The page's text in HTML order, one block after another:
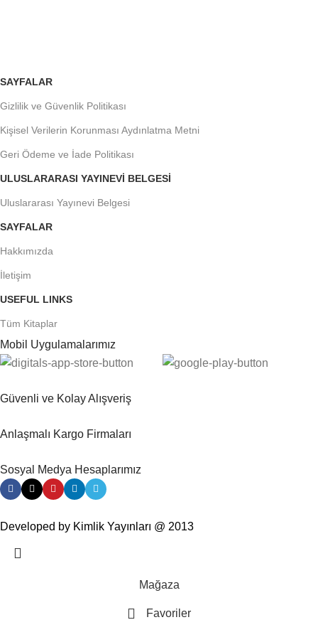
SAYFALAR
Gizlilik ve Güvenlik Politikası
Kişisel Verilerin Korunması Aydınlatma Metni
Geri Ödeme ve İade Politikası
ULUSLARARASI YAYINEVI BELGESI
Uluslararası Yayınevi Belgesi
SAYFALAR
Hakkımızda
İletişim
USEFUL LINKS
Tüm Kitaplar
Mobil Uygulamalarımız
Güvenli ve Kolay Alışveriş
Anlaşmalı Kargo Firmaları
Sosyal Medya Hesaplarımız
Developed by Kimlik Yayınları @ 2013
Mağaza
Favoriler